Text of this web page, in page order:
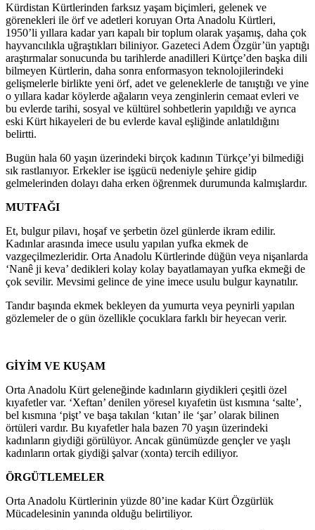
Kürdistan Kürtlerinden farksız yaşam biçimleri, gelenek ve
görenekleri ile örf ve adetleri koruyan Orta Anadolu Kürtleri,
1950’li yıllara kadar yarı kapalı bir toplum olarak yaşamış, daha çok
hayvancılıkla uğraştıkları biliniyor. Gazeteci Adem Özgür’ün yaptığı
araştırmalar sonucunda bu tarihlerde anadilleri Kürtçe’den başka dili
bilmeyen Kürtlerin, daha sonra enformasyon teknolojilerindeki
gelişmelerle birlikte yeni örf, adet ve geleneklerle de tanıştığı ve yine
o yıllara kadar köylerde ağaların veya zenginlerin cemaat evleri ve
bu evlerde tarihi, sosyal ve kültürel sohbetlerin yapıldığı ve ayrıca
eski Kürt hikayeleri de bu evlerde kaval eşliğinde anlatıldığını
belirtti.
Bugün hala 60 yaşın üzerindeki birçok kadının Türkçe’yi bilmediği
sık rastlanıyor. Erkekler ise işgücü nedeniyle şehire gidip
gelmelerinden dolayı daha erken öğrenmek durumunda kalmışlardır.
MUTFAĞI
Et, bulgur pilavı, hoşaf ve şerbetin özel günlerde ikram edilir.
Kadınlar arasında imece usulu yapılan yufka ekmek de
vazgeçilmezleridir. Orta Anadolu Kürtlerinde düğün veya nişanlarda
‘Nanê ji keva’ dedikleri kolay kolay bayatlamayan yufka ekmeği de
çok sevilir. Mevsimi gelince de yine imece usulu bulgur kaynatılır.
Tandır başında ekmek bekleyen da yumurta veya peynirli yapılan
gözlemeler de o gün özellikle çocuklara farklı bir heyecan verir.
GİYİM VE KUŞAM
Orta Anadolu Kürt geleneğinde kadınların giydikleri çeşitli özel
kıyafetler var. ‘Xeftan’ denilen yöresel kıyafetin üst kısmına ‘salte’,
bel kısmına ‘pişt’ ve başa takılan ‘kıtan’ ile ‘şar’ olarak bilinen
örtüleri vardır. Bu kıyafetler hala bazen 70 yaşın üzerindeki
kadınların giydiği görülüyor. Ancak günümüzde gençler ve yaşlı
kadınların ortak giydiği şalvar (xonta) tercih ediliyor.
ÖRGÜTLEMELER
Orta Anadolu Kürtlerinin yüzde 80’ine kadar Kürt Özgürlük
Mücadelesinin yanında olduğu belirtiliyor.